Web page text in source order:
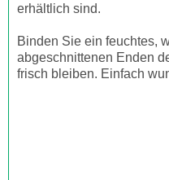
erhältlich sind.
Binden Sie ein feuchtes,
abgeschnittenen Enden
frisch bleiben. Einfach